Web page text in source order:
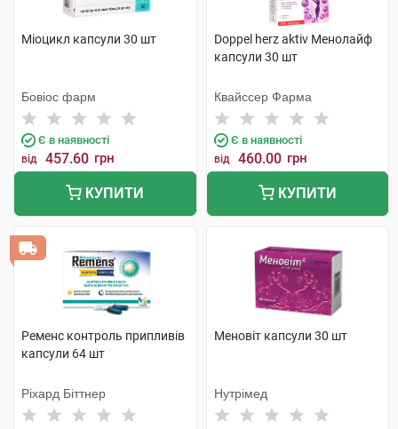
Міоцикл капсули 30 шт
Бовіос фарм
Є в наявності
від 457.60 грн
КУПИТИ
Doppel herz aktiv Менолайф
капсули 30 шт
Квайссер Фарма
Є в наявності
від 460.00 грн
КУПИТИ
Ременс контроль припливів
капсули 64 шт
Ріхард Біттнер
Меновіт капсули 30 шт
Нутрімед